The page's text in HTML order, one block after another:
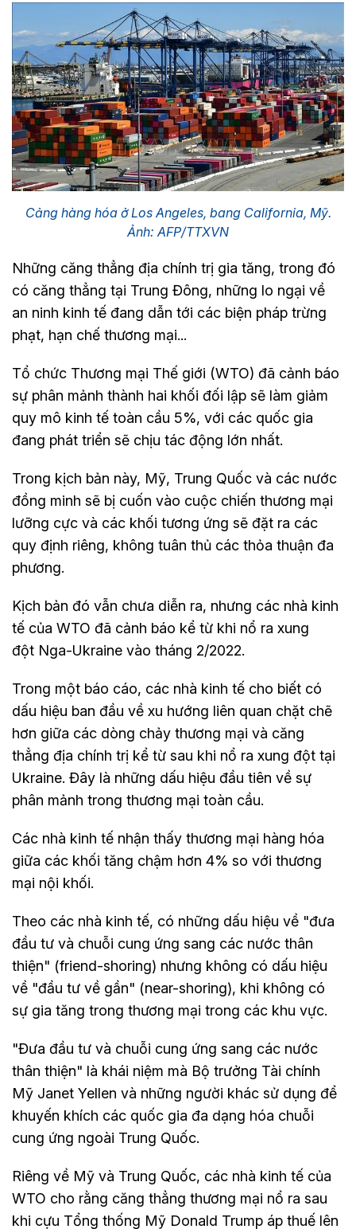
Cảng hàng hóa ở Los Angeles, bang California, Mỹ.
Ảnh: AFP/TTXVN
Những căng thẳng địa chính trị gia tăng, trong đó
có căng thẳng tại Trung Đông, những lo ngại về
an ninh kinh tế đang dẫn tới các biện pháp trừng
phạt, hạn chế thương mại...
Tổ chức Thương mại Thế giới (WTO) đã cảnh báo
sự phân mảnh thành hai khối đối lập sẽ làm giảm
quy mô kinh tế toàn cầu 5%, với các quốc gia
đang phát triển sẽ chịu tác động lớn nhất.
Trong kịch bản này, Mỹ, Trung Quốc và các nước
đồng minh sẽ bị cuốn vào cuộc chiến thương mại
lưỡng cực và các khối tương ứng sẽ đặt ra các
quy định riêng, không tuân thủ các thỏa thuận đa
phương.
Kịch bản đó vẫn chưa diễn ra, nhưng các nhà kinh
tế của WTO đã cảnh báo kể từ khi nổ ra xung
đột Nga-Ukraine vào tháng 2/2022.
Trong một báo cáo, các nhà kinh tế cho biết có
dấu hiệu ban đầu về xu hướng liên quan chặt chẽ
hơn giữa các dòng chảy thương mại và căng
thẳng địa chính trị kể từ sau khi nổ ra xung đột tại
Ukraine. Đây là những dấu hiệu đầu tiên về sự
phân mảnh trong thương mại toàn cầu.
Các nhà kinh tế nhận thấy thương mại hàng hóa
giữa các khối tăng chậm hơn 4% so với thương
mại nội khối.
Theo các nhà kinh tế, có những dấu hiệu về "đưa
đầu tư và chuỗi cung ứng sang các nước thân
thiện" (friend-shoring) nhưng không có dấu hiệu
về "đầu tư về gần" (near-shoring), khi không có
sự gia tăng trong thương mại trong các khu vực.
"Đưa đầu tư và chuỗi cung ứng sang các nước
thân thiện" là khái niệm mà Bộ trưởng Tài chính
Mỹ Janet Yellen và những người khác sử dụng để
khuyến khích các quốc gia đa dạng hóa chuỗi
cung ứng ngoài Trung Quốc.
Riêng về Mỹ và Trung Quốc, các nhà kinh tế của
WTO cho rằng căng thẳng thương mại nổ ra sau
khi cựu Tổng thống Mỹ Donald Trump áp thuế lên